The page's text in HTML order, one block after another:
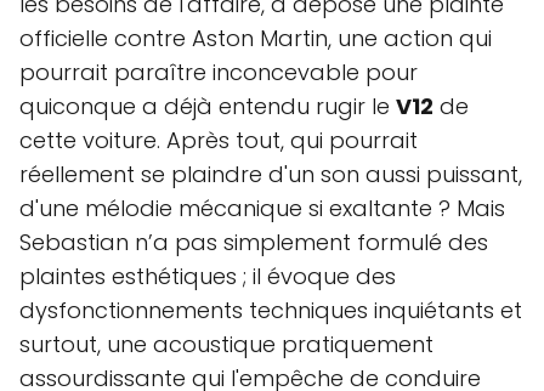
officielle contre Aston Martin, une action qui
pourrait paraître inconcevable pour
quiconque a déjà entendu rugir le V12 de
cette voiture. Après tout, qui pourrait
réellement se plaindre d'un son aussi puissant,
d'une mélodie mécanique si exaltante ? Mais
Sebastian n’a pas simplement formulé des
plaintes esthétiques ; il évoque des
dysfonctionnements techniques inquiétants et
surtout, une acoustique pratiquement
assourdissante qui l'empêche de conduire